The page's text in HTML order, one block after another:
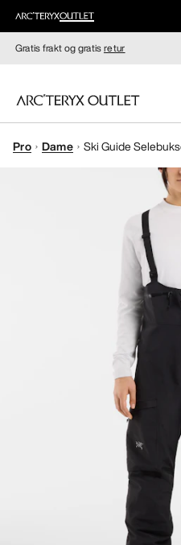
Gratis frakt og gratisretur
DAMER
Pro Dame Ski Guide